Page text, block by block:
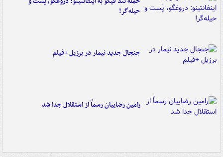
حیله‌گر!
جنجال جدید نیمار در برزیل +فیلم
رامین رضاییان رسماً از استقلال جدا شد